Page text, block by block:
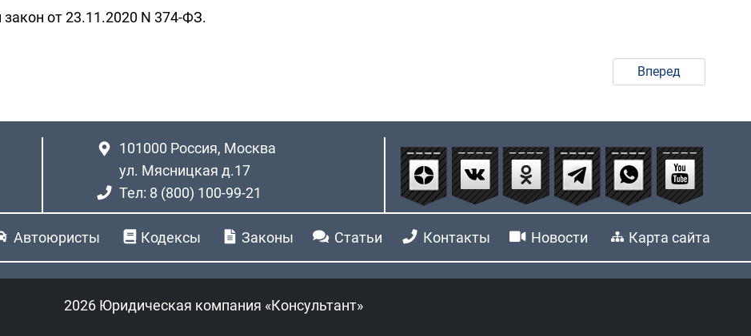
от 23.11.2020 N 374-ФЗ.
Вперед
101000 Россия, Москва
ул. Мясницкая д.17
Тел: 8 (800) 100-99-21
Автоюристы Кодексы Законы Статьи Контакты Новости Карта сайта
2026 Юридическая компания «Консультант»